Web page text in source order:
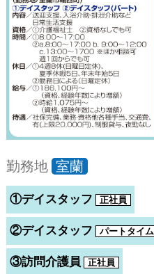
勤務地 室蘭
①デイスタッフ 正社員
②デイスタッフ パートタイム
③訪問介護員 正社員